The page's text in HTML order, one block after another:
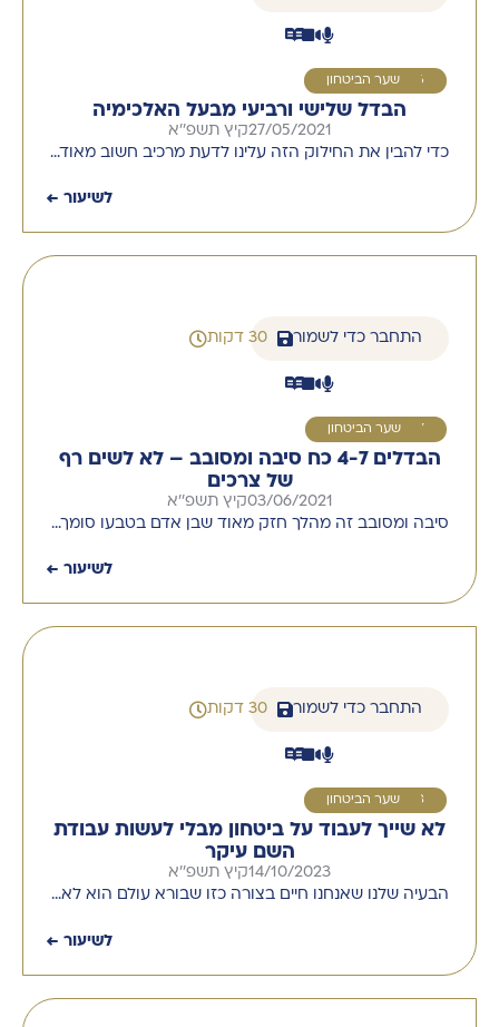
6 שער הביטחון
הבדל שלישי ורביעי מבעל האלכימיה
27/05/2021קיץ תשפ''א
כדי להבין את החילוק הזה עלינו לדעת מרכיב חשוב מאוד…
לשיעור ←
התחבר כדי לשמור 30 דקות
7 שער הביטחון
הבדלים 4-7 כח סיבה ומסובב – לא לשים רף
של צרכים
03/06/2021קיץ תשפ''א
סיבה ומסובב זה מהלך חזק מאוד שבן אדם בטבעו סומך…
לשיעור ←
התחבר כדי לשמור 30 דקות
8 שער הביטחון
לא שייך לעבוד על ביטחון מבלי לעשות עבודת
השם עיקר
14/10/2023קיץ תשפ''א
הבעיה שלנו שאנחנו חיים בצורה כזו שבורא עולם הוא לא…
לשיעור ←